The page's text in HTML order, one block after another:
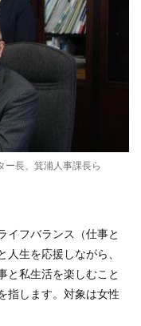
ー長、箕浦人事課長ら
イフバランス（仕事と
生を応援しながら、
と私生活を楽しむこと
指します。対象は女性